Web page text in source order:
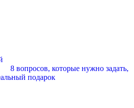
8 вопросов, которые нужно задать,
подарок